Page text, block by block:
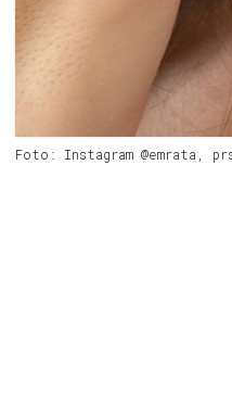
Foto: Instagram @emrata,